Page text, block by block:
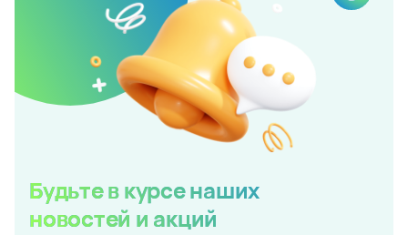
Будьте в курсе наших
новостей и акций